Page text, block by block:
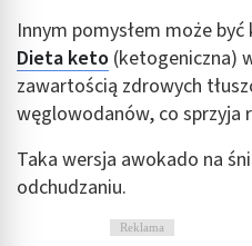
Innym pomysłem może
Dieta keto (ketogeniczna)
zawartością zdrowych
węglowodanów, co sprzyja
Taka wersja awokado na
odchudzaniu.
Reklama
Cele przetwarzania inne niż IAB:
Niezbędne
Wydajność (Performance)
Reklama / śledzenie